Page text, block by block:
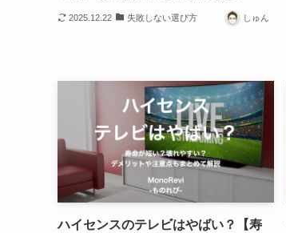
2025.12.22 失敗しない選び方 しゅん
ハイセンスのテレビはやばい？【寿